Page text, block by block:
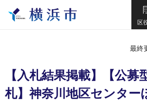
区
最終
【入札結果掲載】【公募
札】神奈川地区センター